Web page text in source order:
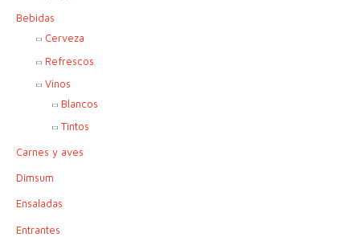
Bebidas
Cerveza
Refrescos
Vinos
Blancos
Tintos
Carnes y aves
Dimsum
Ensaladas
Entrantes